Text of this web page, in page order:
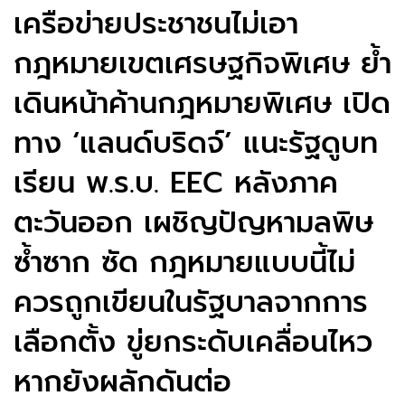
เครือข่ายประชาชนไม่เอา
กฎหมายเขตเศรษฐกิจพิเศษ ย้ำ
เดินหน้าค้านกฎหมายพิเศษ เปิด
ทาง ‘แลนด์บริดจ์’ แนะรัฐดูบท
เรียน พ.ร.บ. EEC หลังภาค
ตะวันออก เผชิญปัญหามลพิษ
ซ้ำซาก ซัด กฎหมายแบบนี้ไม่
ควรถูกเขียนในรัฐบาลจากการ
เลือกตั้ง ขู่ยกระดับเคลื่อนไหว
หากยังผลักดันต่อ